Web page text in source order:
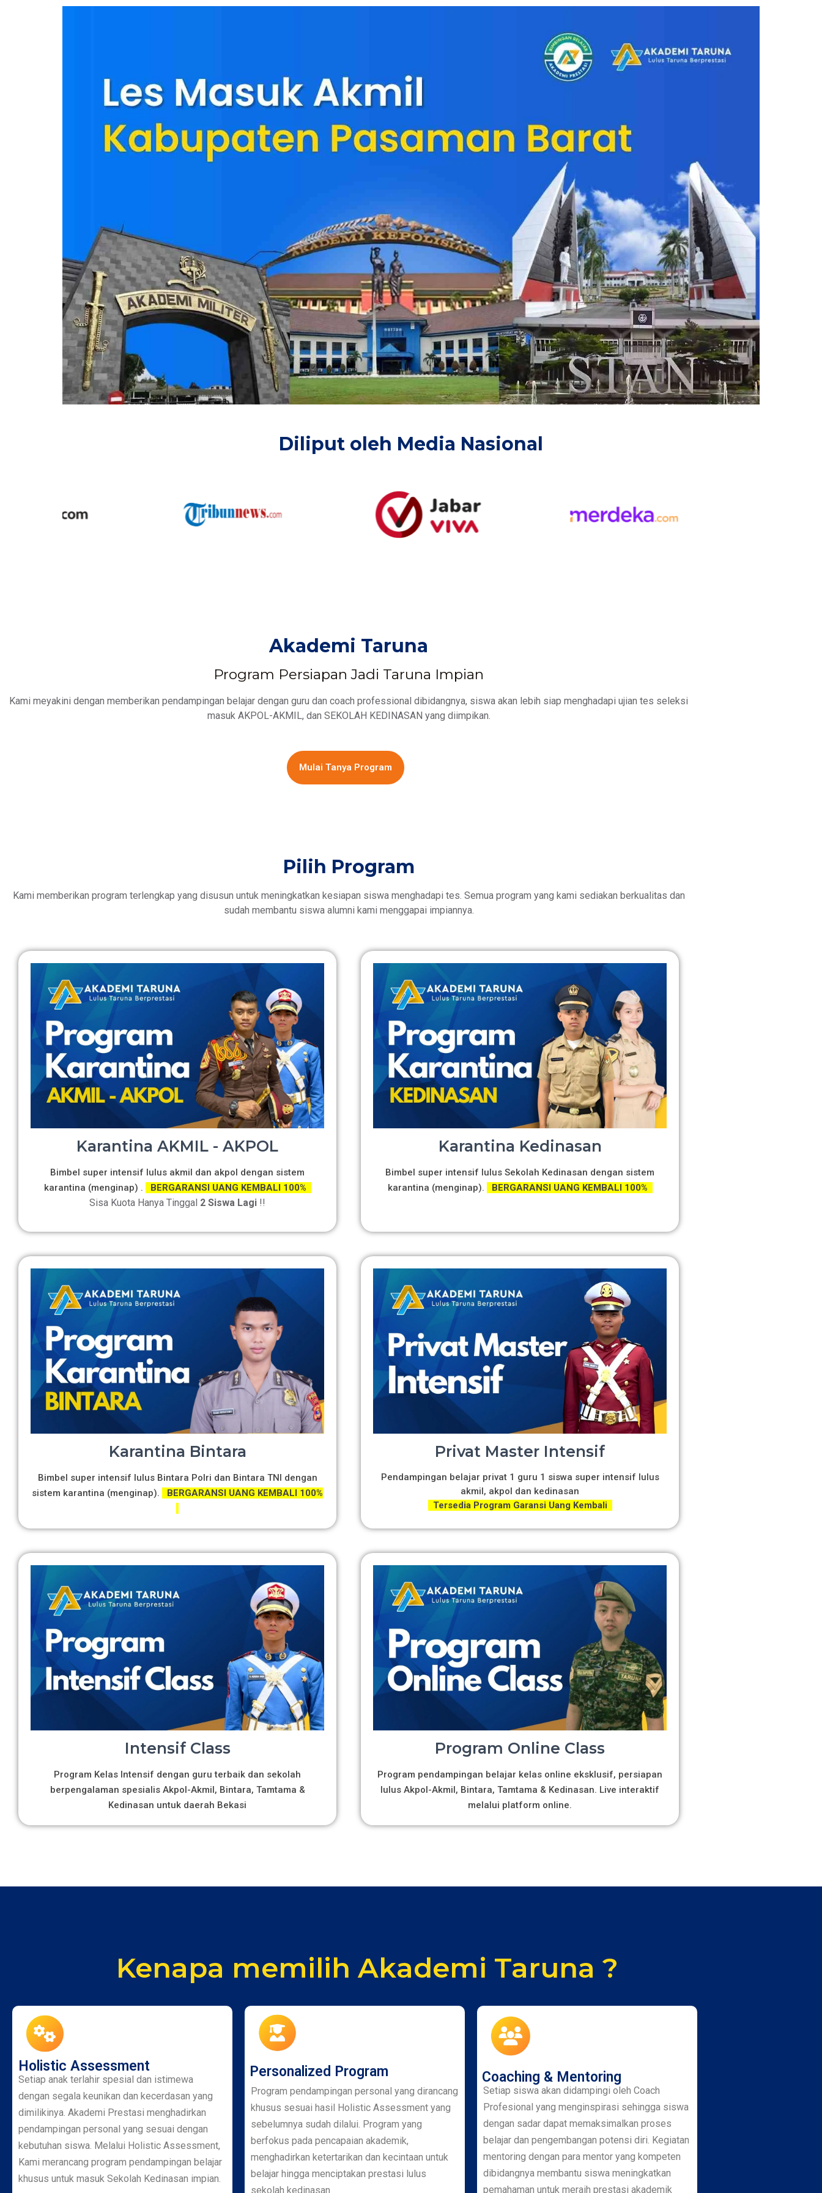
Diliput oleh Media Nasional​
Akademi Taruna
Program Persiapan Jadi Taruna Impian
Kami meyakini dengan memberikan pendampingan belajar dengan guru dan coach professional dibidangnya, siswa akan lebih siap menghadapi ujian tes seleksi
masuk AKPOL-AKMIL, dan SEKOLAH KEDINASAN yang diimpikan.
Mulai Tanya Program
Pilih Program
Kami memberikan program terlengkap yang disusun untuk meningkatkan kesiapan siswa menghadapi tes. Semua program yang kami sediakan berkualitas dan
sudah membantu siswa alumni kami menggapai impiannya.
Karantina AKMIL - AKPOL
Bimbel super intensif lulus akmil dan akpol dengan sistem
karantina (menginap) .
BERGARANSI UANG KEMBALI 100%
Sisa Kuota Hanya Tinggal 2 Siswa Lagi !!
Karantina Kedinasan
Bimbel super intensif lulus Sekolah Kedinasan dengan sistem
karantina (menginap).
BERGARANSI UANG KEMBALI 100%
Karantina Bintara
Bimbel super intensif lulus Bintara Polri dan Bintara TNI dengan
sistem karantina (menginap).
BERGARANSI UANG KEMBALI 100%
Privat Master Intensif
Pendampingan belajar privat 1 guru 1 siswa super intensif lulus
akmil, akpol dan kedinasan
Tersedia Program Garansi Uang Kembali
Intensif Class
Program Kelas Intensif dengan guru terbaik dan sekolah
berpengalaman spesialis Akpol-Akmil, Bintara, Tamtama &
Kedinasan untuk daerah Bekasi
Program Online Class
Program pendampingan belajar kelas online eksklusif, persiapan
lulus Akpol-Akmil, Bintara, Tamtama & Kedinasan. Live interaktif
melalui platform online.
Kenapa memilih Akademi Taruna ?
Holistic Assessment
Setiap anak terlahir spesial dan istimewa
dengan segala keunikan dan kecerdasan yang
dimilikinya. Akademi Prestasi menghadirkan
pendampingan personal yang sesuai dengan
kebutuhan siswa. Melalui Holistic Assessment,
Kami merancang program pendampingan belajar
khusus untuk masuk Sekolah Kedinasan impian.
Personalized Program
Program pendampingan personal yang dirancang
khusus sesuai hasil Holistic Assessment yang
sebelumnya sudah dilalui. Program yang
berfokus pada pencapaian akademik,
menghadirkan ketertarikan dan kecintaan untuk
belajar hingga menciptakan prestasi lulus
sekolah kedinasan
Coaching & Mentoring
Setiap siswa akan didampingi oleh Coach
Profesional yang menginspirasi sehingga siswa
dengan sadar dapat memaksimalkan proses
belajar dan pengembangan potensi diri. Kegiatan
mentoring dengan para mentor yang kompeten
dibidangnya membantu siswa meningkatkan
pemahaman untuk meraih prestasi akademik